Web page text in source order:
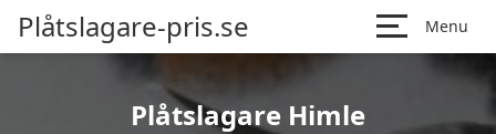
Plåtslagare-pris.se Menu
Plåtslagare Himle